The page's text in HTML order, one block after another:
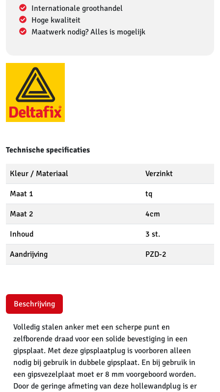
Internationale groothandel
Hoge kwaliteit
Maatwerk nodig? Alles is mogelijk
Technische specificaties
Kleur / Materiaal Verzinkt
Maat 1 tq
Maat 2 4cm
Inhoud 3 st.
Aandrijving PZD-2
Beschrijving
Volledig stalen anker met een scherpe punt en
zelfborende draad voor een solide bevestiging in een
gipsplaat. Met deze gipsplaatplug is voorboren alleen
nodig bij gebruik in dubbele gipsplaat. En bij gebruik in
een gipsvezelplaat moet er 8 mm voorgeboord worden.
Door de geringe afmeting van deze hollewandplug is er